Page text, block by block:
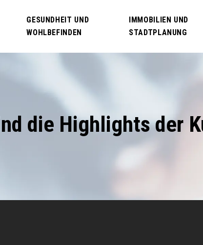
GESUNDHEIT UND
WOHLBEFINDEN
IMMOBILIEN UND
STADTPLANUNG
die Highlights der